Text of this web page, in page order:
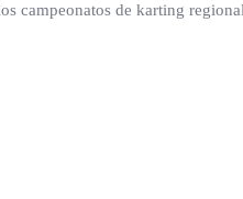
campeonatos de karting